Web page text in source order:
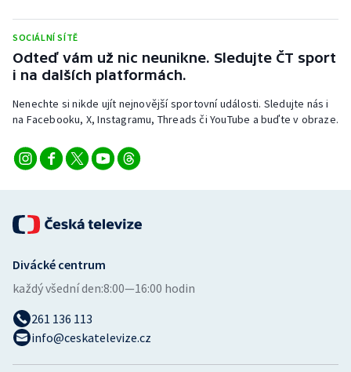
Stolní tenis
Triatlon
Veslování
Ostatní
SOCIÁLNÍ SÍTĚ
Odteď vám už nic neunikne. Sledujte ČT sport
i na dalších platformách.
Nenechte si nikde ujít nejnovější sportovní události. Sledujte nás i
na Facebooku, X, Instagramu, Threads či YouTube a buďte v obraze.
Divácké centrum
každý všední den:8:00—16:00 hodin
261 136 113
info@ceskatelevize.cz